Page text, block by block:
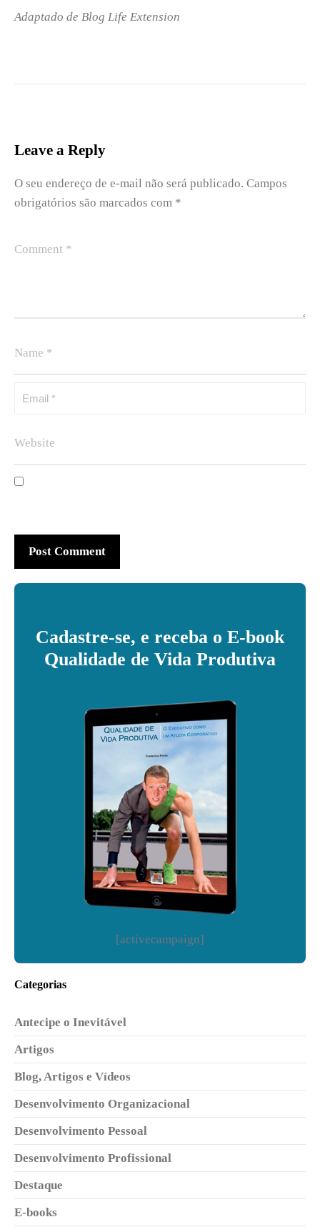
Adaptado de Blog Life Extension
Leave a Reply
O seu endereço de e-mail não será publicado. Campos
obrigatórios são marcados com *
Cadastre-se, e receba o E-book
Qualidade de Vida Produtiva
[activecampaign]
Categorias
Antecipe o Inevitável
Artigos
Blog, Artigos e Vídeos
Desenvolvimento Organizacional
Desenvolvimento Pessoal
Desenvolvimento Profissional
Destaque
E-books